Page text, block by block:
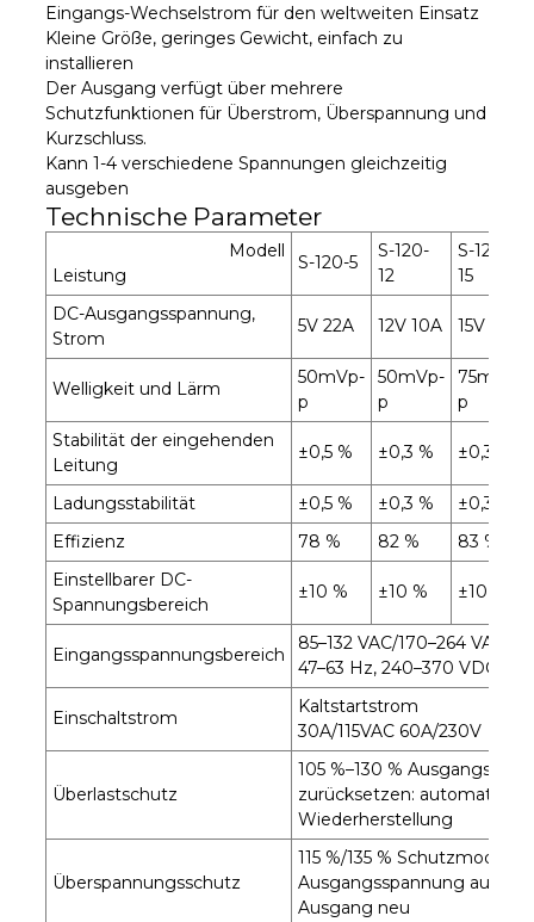
Eingangs-Wechselstrom für den weltweiten Einsatz
Kleine Größe, geringes Gewicht, einfach zu
installieren
Der Ausgang verfügt über mehrere
Schutzfunktionen für Überstrom, Überspannung und
Kurzschluss.
Kann 1-4 verschiedene Spannungen gleichzeitig
ausgeben
Technische Parameter
Modell
Leistung
S-120-5
S-120-
12
S-120-
15
DC-Ausgangsspannung,
Strom
5V 22A 12V 10A 15V 8A
Welligkeit und Lärm
50mVp-
p
50mVp-
p
75mVp-
p
Stabilität der eingehenden
Leitung
±0,5 % ±0,3 % ±0,3 %
Ladungsstabilität ±0,5 % ±0,3 %
±0,3 %
Effizienz
78 % 82 %
83 %
Einstellbarer DC-
Spannungsbereich
±10 % ±10 % ±10 %
Eingangsspannungsbereich
85–132 VAC/170–264 VAC
47–63 Hz, 240–370 VDC,
Einschaltstrom
Kaltstartstrom
30A/115VAC 60A/230V
Überlastschutz
105 %–130 %
zurücksetzen: automatische
Wiederherstellung
Überspannungsschutz
115 %/135 % Schutzmodus:
Ausgangsspannung aus
Ausgang neu